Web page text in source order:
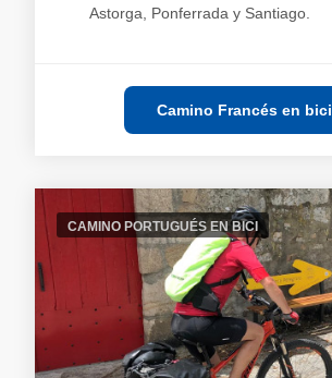
Astorga, Ponferrada y Santiago.
Camino Francés en bici
CAMINO PORTUGUÉS EN BICI